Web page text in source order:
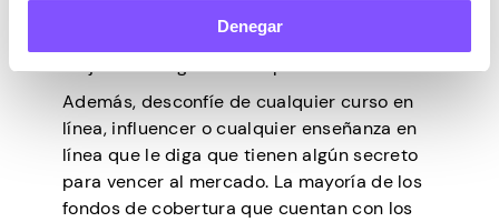
Denegar
de ganar dinero a largo plazo, pero no es la
mejor estrategia a corto plazo.
Además, desconfíe de cualquier curso en
línea, influencer o cualquier enseñanza en
línea que le diga que tienen algún secreto
para vencer al mercado. La mayoría de los
fondos de cobertura que cuentan con los